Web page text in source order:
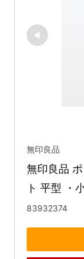
無印良品
無印良品
ト 平型 ・
83932374